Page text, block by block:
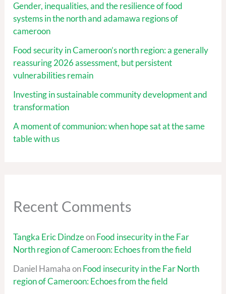
Gender, inequalities, and the resilience of food
systems in the north and adamawa regions of
cameroon
Food security in Cameroon’s north region: a generally
reassuring 2026 assessment, but persistent
vulnerabilities remain
Investing in sustainable community development and
transformation
A moment of communion: when hope sat at the same
table with us
Recent Comments
Tangka Eric DindzeonFood insecurity in the Far
North region of Cameroon: Echoes from the field
Daniel HamahaonFood insecurity in the Far North
region of Cameroon: Echoes from the field